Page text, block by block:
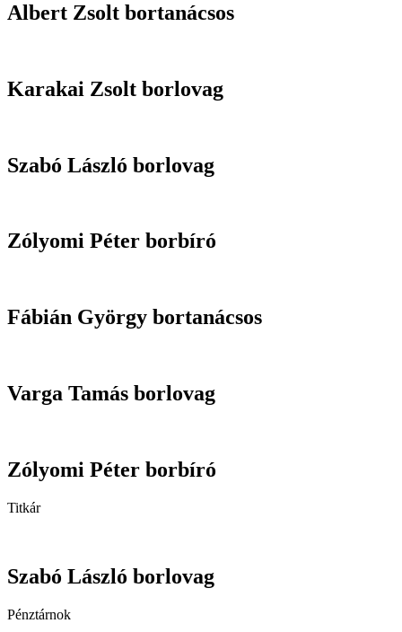
Albert Zsolt bortanácsos
Karakai Zsolt borlovag
Szabó László borlovag
Zólyomi Péter borbíró
Fábián György bortanácsos
Varga Tamás borlovag
Zólyomi Péter borbíró
Titkár
Szabó László borlovag
Pénztárnok